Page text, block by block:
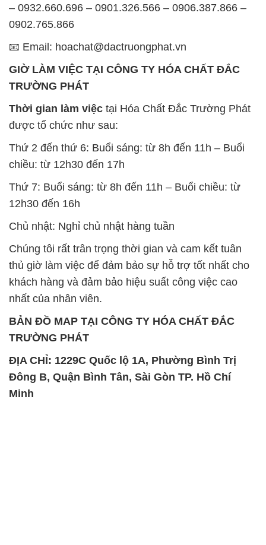
– 0932.660.696 – 0901.326.566 – 0906.387.866 –
0902.765.866
📧 Email: hoachat@dactruongphat.vn
GIỜ LÀM VIỆC TẠI CÔNG TY HÓA CHẤT ĐẮC
TRƯỜNG PHÁT
Thời gian làm việc tại Hóa Chất Đắc Trường Phát
được tổ chức như sau:
Thứ 2 đến thứ 6: Buổi sáng: từ 8h đến 11h – Buổi
chiều: từ 12h30 đến 17h
Thứ 7: Buổi sáng: từ 8h đến 11h – Buổi chiều: từ
12h30 đến 16h
Chủ nhật: Nghỉ chủ nhật hàng tuần
Chúng tôi rất trân trọng thời gian và cam kết tuân
thủ giờ làm việc để đảm bảo sự hỗ trợ tốt nhất cho
khách hàng và đảm bảo hiệu suất công việc cao
nhất của nhân viên.
BẢN ĐỒ MAP TẠI CÔNG TY HÓA CHẤT ĐẮC
TRƯỜNG PHÁT
ĐỊA CHỈ: 1229C Quốc lộ 1A, Phường Bình Trị
Đông B, Quận Bình Tân, Sài Gòn TP. Hồ Chí
Minh